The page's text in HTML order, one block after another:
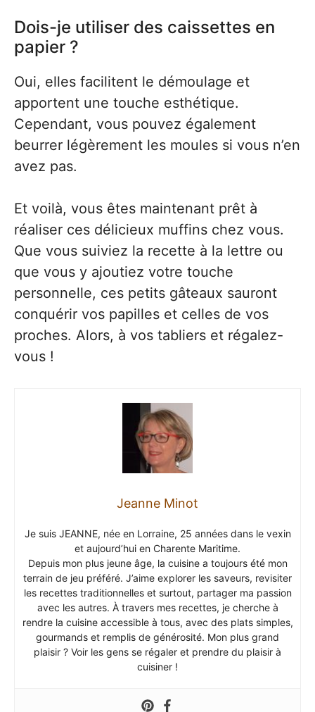
Dois-je utiliser des caissettes en
papier ?
Oui, elles facilitent le démoulage et
apportent une touche esthétique.
Cependant, vous pouvez également
beurrer légèrement les moules si vous n’en
avez pas.
Et voilà, vous êtes maintenant prêt à
réaliser ces délicieux muffins chez vous.
Que vous suiviez la recette à la lettre ou
que vous y ajoutiez votre touche
personnelle, ces petits gâteaux sauront
conquérir vos papilles et celles de vos
proches. Alors, à vos tabliers et régalez-
vous !
Jeanne Minot
Je suis JEANNE, née en Lorraine, 25 années dans le vexin
et aujourd’hui en Charente Maritime.
Depuis mon plus jeune âge, la cuisine a toujours été mon
terrain de jeu préféré. J’aime explorer les saveurs, revisiter
les recettes traditionnelles et surtout, partager ma passion
avec les autres. À travers mes recettes, je cherche à
rendre la cuisine accessible à tous, avec des plats simples,
gourmands et remplis de générosité. Mon plus grand
plaisir ? Voir les gens se régaler et prendre du plaisir à
cuisiner !